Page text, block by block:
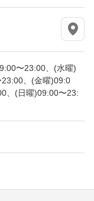
〜23:00、(水曜)
、(金曜)09:0
、(日曜)09:00〜23: